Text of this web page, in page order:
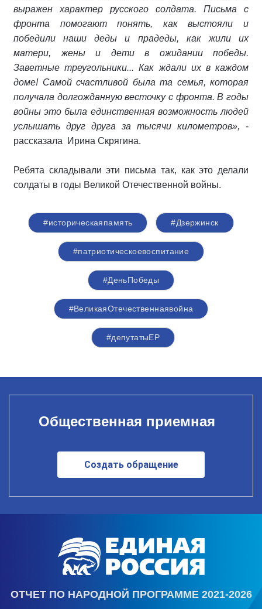
выражен характер русского солдата. Письма с
фронта помогают понять, как выстояли и
победили наши деды и прадеды, как жили их
матери, жены и дети в ожидании победы.
Заветные треугольники... Как ждали их в каждом
доме! Самой счастливой была та семья, которая
получала долгожданную весточку с фронта. В годы
войны это была единственная возможность людей
услышать друг друга за тысячи километров», -
рассказала
Ирина Скрягина.
Ребята складывали эти письма так, как это делали
солдаты в годы Великой Отечественной войны.
#историческаяпамять #Дзержинск
#патриотическоевоспитание
#ДеньПобеды
#ВеликаяОтечественнаявойна
#депутатыЕР
Общественная приемная
Создать обращение
ОТЧЕТ ПО НАРОДНОЙ ПРОГРАММЕ 2021-2026